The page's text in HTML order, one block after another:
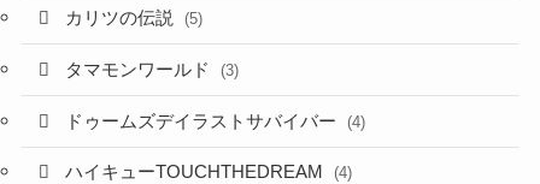
カリツの伝説 (5)
タマモンワールド (3)
ドゥームズデイラストサバイバー (4)
ハイキューTOUCHTHEDREAM (4)